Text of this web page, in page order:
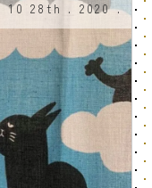
10 28th . 2020 .